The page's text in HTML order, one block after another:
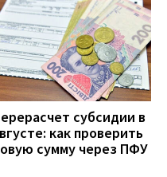
субсидии в
как проверить
сумму через ПФУ